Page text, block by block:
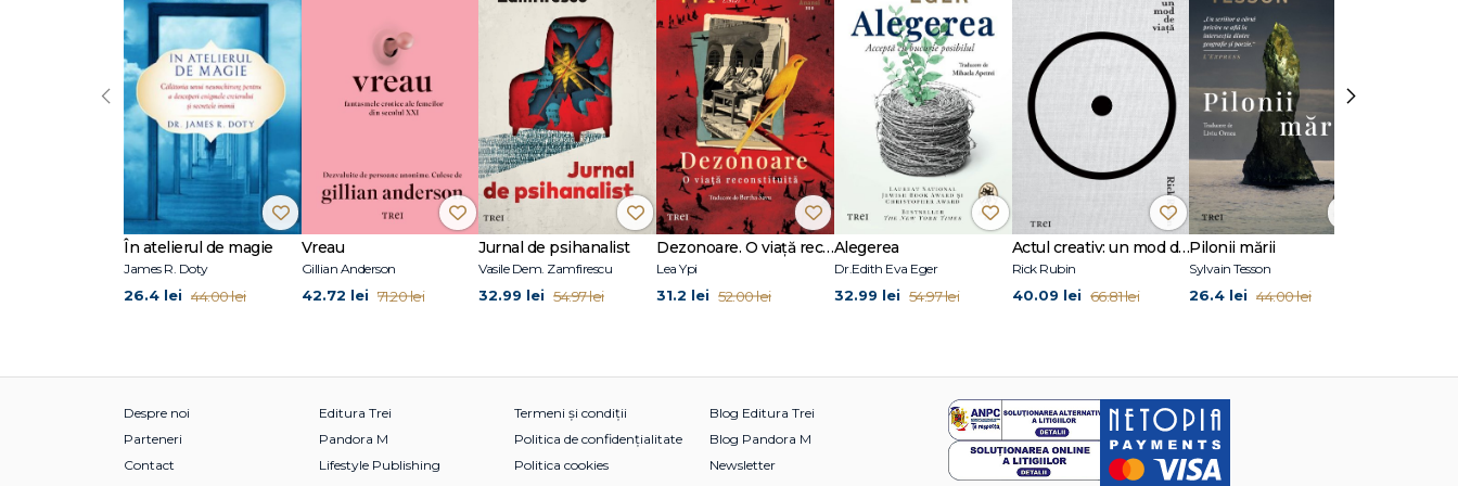
CLAUDIA NEDELCU DUCA (București, 1978) a absolvit UNATC, secția Teatrologie, și deține un doctorat în istoria teatrului, cu teza „Cenzura
comunistă în teatru“. A produs și realizat pentru Televiziunea Română peste 150 de interviuri cu cineaști români, în cadrulemisiunilor Noaptea
albă a filmului românesc și A șaptea obsesie, fiind totodată coproducător pentru peste 30 de filme documentare și de ficțiune, realizate cu
companii independente din România și Europa. Printre ele se numără Apostolul Bologa (2018), după „Pădurea spânzuraților“ de Liviu
Rebreanu, Phoenix Har/Jar (2022), povestea trupei Phoenix de la înființare până la fuga din țară în iunie 1977, miniseria documentară Viitorul
de ieri (2025), care îl are ca amfitrion pe arhitectul Romeo Belea. Claudia Nedelcu Duca este coordonator al programului de digitalizare a
arhivei de aur a teatrului național de televiziune, expert în patrimoniul mobil în domeniul bunuri arheologice și istoricodocumentare/ foto,
video, cinematografie, audiovizual și manager de proiect pentru o serie de programe dedicate literaturii și educației cinematografice,
având ca target copiii din zonele cu acces limitat la cultură din România.
În atelierul de magie
James R. Doty
26.4 lei 44.00 lei
Vreau
Gillian Anderson
42.72 lei 71.20 lei
Jurnal de psihanalist
Vasile Dem. Zamfirescu
32.99 lei 54.97 lei
Dezonoare. O viață reconstituită
Lea Ypi
31.2 lei 52.00 lei
Alegerea
Dr.Edith Eva Eger
32.99 lei 54.97 lei
Actul creativ: un mod de viață
Rick Rubin
40.09 lei 66.81 lei
Pilonii mării
Sylvain Tesson
26.4 lei 44.00 lei
‹ ›
Despre noi
Parteneri
Contact
Editura Trei
Pandora M
Lifestyle Publishing
Termeni și condiții
Politica de confidențialitate
Politica cookies
Blog Editura Trei
Blog Pandora M
Newsletter